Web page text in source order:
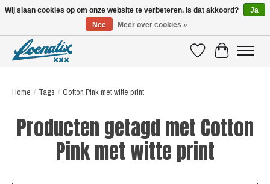
VerlanglijstWinkelwagen
Home / Tags / Cotton Pink met witte print
Producten getagd met Cotton
Pink met witte print
Wij slaan cookies op om onze website te verbeteren. Is dat akkoord?
Ja
Nee
Meer over cookies »